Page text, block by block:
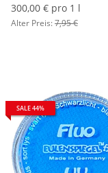
300,00 € pro 1 l
Alter Preis:7,95 €
SALE 44%